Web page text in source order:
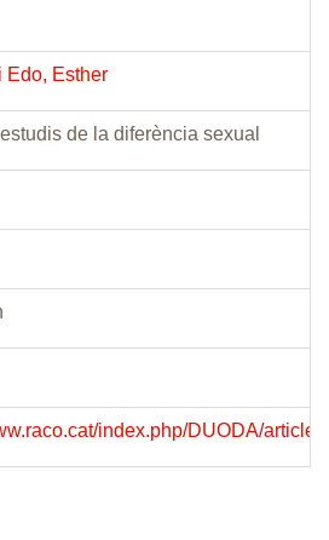
Edo, Esther
de la diferència sexual
index.php/DUODA/